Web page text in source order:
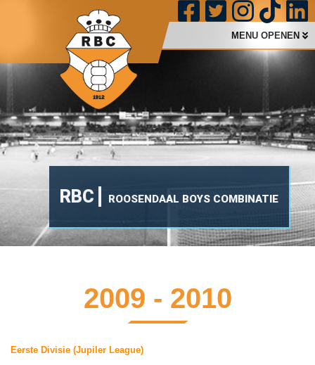
RBC ROOSENDAAL BOYS COMBINATIE
MENU OPENEN
2009 - 2010
Eerste Divisie (Jupiler League)